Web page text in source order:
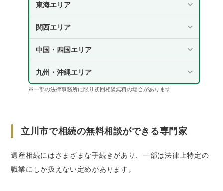
東海エリア
関西エリア
中国・四国エリア
九州・沖縄エリア
※一部の法律事務所に限り初回相談無料の場合があります
立川市で相続の無料相談ができる専門家
遺産相続にはさまざまな手続きがあり、一部は法律上特定の
職業にしか扱えない定めがあります。